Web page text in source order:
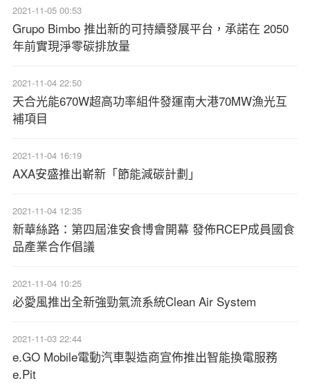
2021-11-05 00:53
Grupo Bimbo 推出新的可持續發展平台，承諾在 2050
年前實現淨零碳排放量
2021-11-04 22:50
天合光能670W超高功率組件發運南大港70MW漁光互
補項目
2021-11-04 16:19
AXA安盛推出嶄新「節能減碳計劃」
2021-11-04 12:35
新華絲路：第四屆淮安食博會開幕 發佈RCEP成員國食
品產業合作倡議
2021-11-04 10:25
必愛風推出全新強勁氣流系統Clean Air System
2021-11-03 22:44
e.GO Mobile電動汽車製造商宣佈推出智能換電服務
e.Pit